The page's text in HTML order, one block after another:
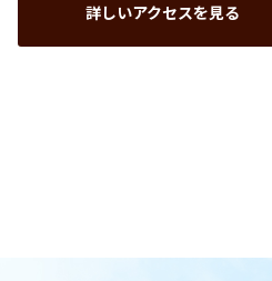
詳しいアクセスを見る